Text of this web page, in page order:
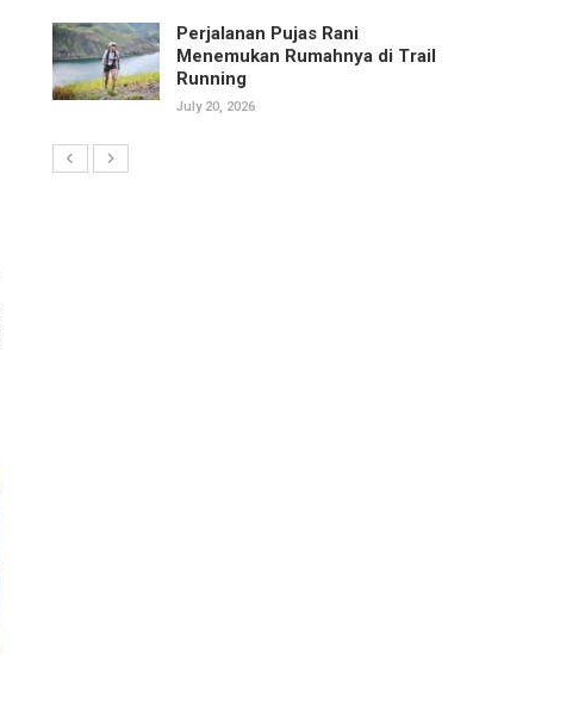
Perjalanan Pujas Rani
Menemukan Rumahnya di Trail
Running
July 20, 2026